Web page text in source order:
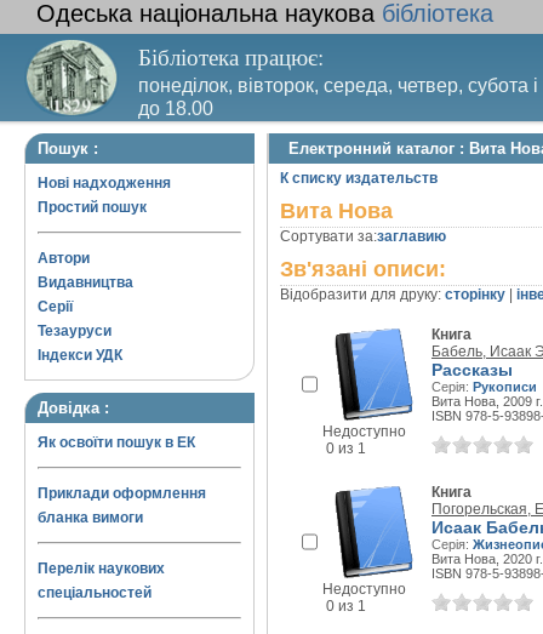
Одеська національна наукова бібліотека
Бібліотека працює:
понеділок, вівторок, середа, четвер, субота
до 18.00
Вихідний день – п’ятниця. Останній четвер
Пошук :
Нові надходження
Простий пошук
Автори
Видавництва
Серії
Тезауруси
Індекси УДК
Довідка :
Як освоїти пошук в ЕК
Приклади оформлення
бланка вимоги
Перелік наукових
спеціальностей
Електронний каталог : Вита
К списку издательств
Вита Нова
Сортувати за:заглавию
Зв'язані описи:
Відобразити для друку: сторінку
Недоступно
0 из 1
Книга
Бабель, Исаак
Рассказы
Серія: Рукописи
Вита Нова, 2009 г.
ISBN 978-5-
Недоступно
0 из 1
Книга
Погорельская,
Исаак
Серія:
Вита Нова, 2020 г.
ISBN 978-5-